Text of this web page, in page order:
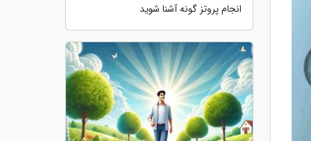
انجام پروتز گونه آشنا شوید